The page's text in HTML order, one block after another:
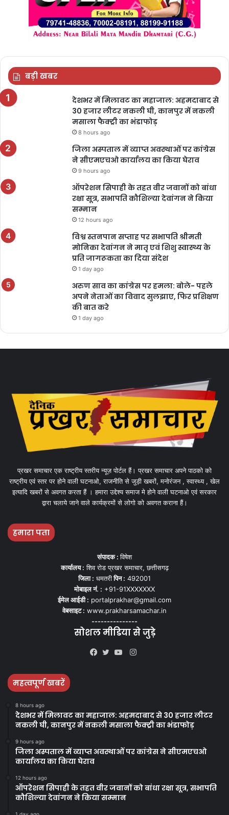
बड़ी खबर
देशभर में मिलावट का महाजाल: अहमदाबाद से
30 हजार लीटर नकली घी, कानपुर में नकली
मसाला फैक्ट्री का भंडाफोड़
8 hours ago
जिला अस्पताल में व्याप्त अवस्थाओं पर कांग्रेस
ने सीएमएचओ कार्यालय का किया घेराव
9 hours ago
ऑपरेशन सिपाही के तहत वीर जवानों को बांधा
रक्षा सूत्र, सभापति कौशिल्या देवांगन ने किया
सम्मान
12 hours ago
विश्व स्तनपान सप्ताह पर सभापति श्रीमती
मोनिका देवांगन ने मातृ एवं शिशु स्वास्थ्य के
प्रति जागरूकता का दिया संदेश
1 day ago
अरुण साव का कांग्रेस पर हमला: बोले- पहले
अपने नेताओं का विवाद सुलझाए, फिर प्रशिक्षण
की बात करे
1 day ago
प्रखर समाचार एक राष्ट्रीय स्तरीय न्यूज़ पोर्टल हैं। प्रखर समाचार अपने पाठको को
राष्ट्रीय एवं स्तर पर होने वाली घटनाओ, राजनीति से जुड़ी खबरों, मनोरंजन , स्वास्थ्य , खेल
इत्यादि खबरों से अवगत करता हैं । हमारा उद्देश्य समाज मे होने वाली घटनाओ एवं सरकार
द्वारा चलाये जाने वाले कार्यक्रमों से लोगो को अवगत कराना हैं।
हमारा पता
संपादक :विषेश
कार्यालय : शिव रोड प्रखर समाचार, छत्तीसगढ़
जिला : धमतरीपिन : 492001
मोबाइल नं. : +91-91XXXXXXX
ईमेल आईडी : portalprakhar@gmail.com
वेबसाइट : www.prakharsamachar.in
---------------
सोशल मीडिया से जुड़े
Instagram
महत्वपूर्ण खबरें
8 hours ago
देशभर में मिलावट का महाजाल: अहमदाबाद से 30 हजार लीटर
नकली घी, कानपुर में नकली मसाला फैक्ट्री का भंडाफोड़
9 hours ago
जिला अस्पताल में व्याप्त अवस्थाओं पर कांग्रेस ने सीएमएचओ
कार्यालय का किया घेराव
12 hours ago
ऑपरेशन सिपाही के तहत वीर जवानों को बांधा रक्षा सूत्र, सभापति
कौशिल्या देवांगन ने किया सम्मान